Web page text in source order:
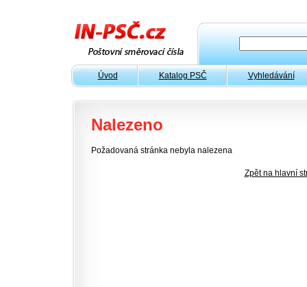
Úvod Katalog PSČ Vyhledávání
Nalezeno
Požadovaná stránka nebyla nalezena
Zpět na hlavní